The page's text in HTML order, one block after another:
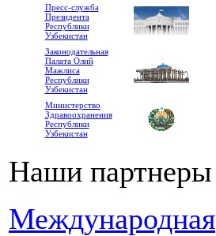
Пресс-служба
Президента
Республики
Узбекистан
Законодательная
Палата Олий
Мажлиса
Республики
Узбекистан
Министерство
Здравоохранения
Республики
Узбекистан
Наши партнеры
Международная